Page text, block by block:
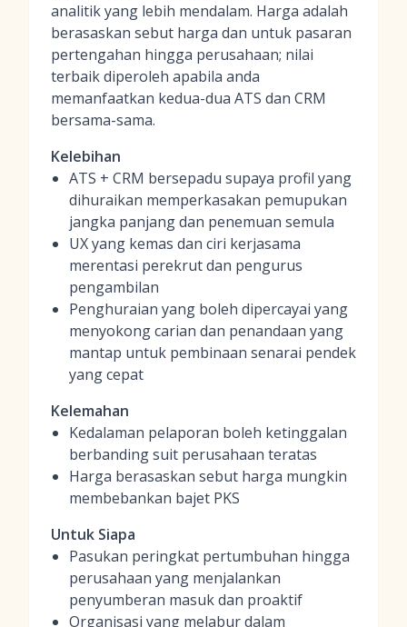
analitik yang lebih mendalam. Harga adalah
berasaskan sebut harga dan untuk pasaran
pertengahan hingga perusahaan; nilai
terbaik diperoleh apabila anda
memanfaatkan kedua-dua ATS dan CRM
bersama-sama.
Kelebihan
ATS + CRM bersepadu supaya profil yang
dihuraikan memperkasakan pemupukan
jangka panjang dan penemuan semula
UX yang kemas dan ciri kerjasama
merentasi perekrut dan pengurus
pengambilan
Penghuraian yang boleh dipercayai yang
menyokong carian dan penandaan yang
mantap untuk pembinaan senarai pendek
yang cepat
Kelemahan
Kedalaman pelaporan boleh ketinggalan
berbanding suit perusahaan teratas
Harga berasaskan sebut harga mungkin
membebankan bajet PKS
Untuk Siapa
Pasukan peringkat pertumbuhan hingga
perusahaan yang menjalankan
penyumberan masuk dan proaktif
Organisasi yang melabur dalam